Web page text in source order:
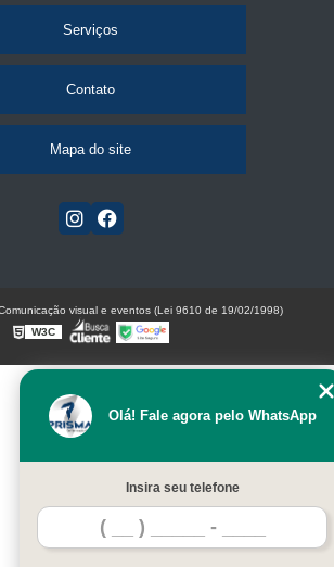
Serviços
Contato
Mapa do site
Olá! Fale agora pelo WhatsApp
Insira seu telefone
visual e eventos (Lei 9610 de 19/02/1998)
W3C